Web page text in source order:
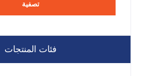
تصفية
فئات المنتجات